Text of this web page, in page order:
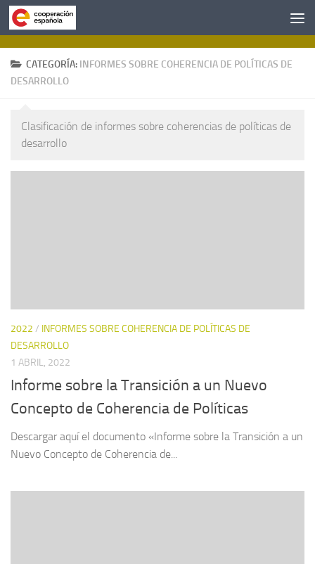
Saltar al contenido
CATEGORÍA: INFORMES SOBRE COHERENCIA DE POLÍTICAS DE
DESARROLLO
Clasificación de informes sobre coherencias de políticas de
desarrollo
2022 / INFORMES SOBRE COHERENCIA DE POLÍTICAS DE
DESARROLLO
1 ABRIL, 2022
Informe sobre la Transición a un Nuevo
Concepto de Coherencia de Políticas
Descargar aquí el documento «Informe sobre la Transición a un
Nuevo Concepto de Coherencia de...